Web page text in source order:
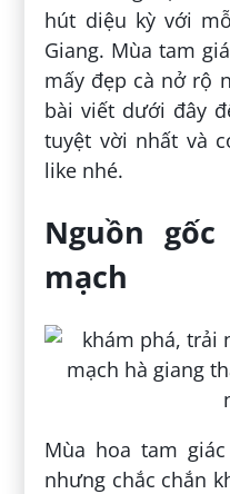
hút diệu kỳ với
Giang. Mùa tam
mấy đẹp cà nở rộ
bài viết dưới đây
tuyệt vời nhất và
like nhé.
Nguồn
mạch
Mùa hoa tam
nhưng chắc chắn